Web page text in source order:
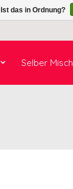
Selber
das in Ordnung?